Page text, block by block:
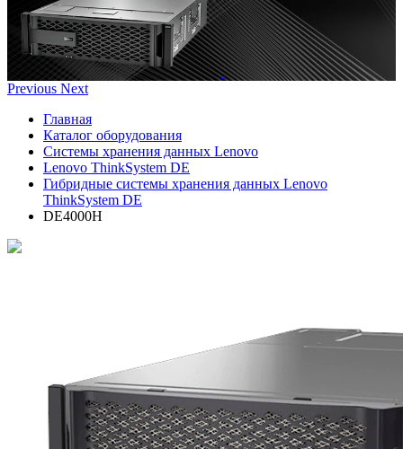
Previous Next
Главная
Каталог оборудования
Системы хранения данных Lenovo
Lenovo ThinkSystem DE
Гибридные системы хранения данных Lenovo
ThinkSystem DE
DE4000H